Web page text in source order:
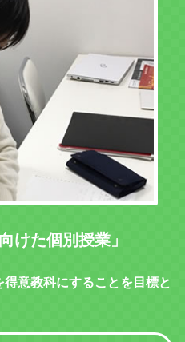
けた個別授業」
意教科にすることを目標と